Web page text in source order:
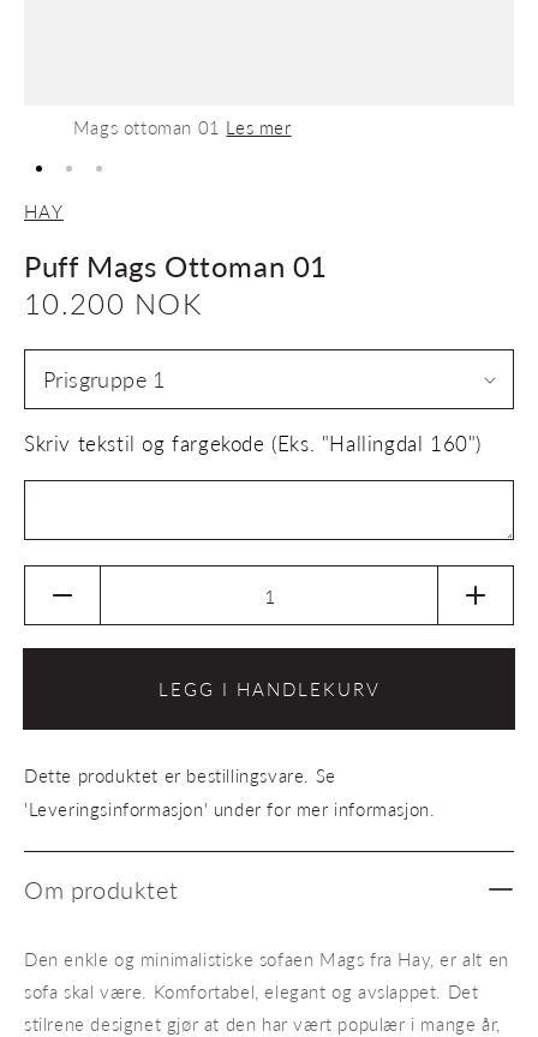
Mags ottoman 01 Les mer
HAY
Puff Mags Ottoman 01
Vanlig
pris
10.200 NOK
Skriv tekstil og fargekode (Eks. "Hallingdal 160")
antallet
for
Ottoman
Øk
for
LEGG I HANDLEKURV
Dette produktet er bestillingsvare. Se
'Leveringsinformasjon' under for mer informasjon.
Om produktet
Den enkle og minimalistiske sofaen Mags fra Hay, er alt en
sofa skal være. Komfortabel, elegant og avslappet. Det
stilrene designet gjør at den har vært populær i mange år,